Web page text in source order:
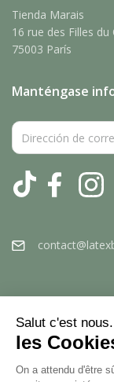
Tienda Marais
16 rue des Filles du
75003 París
Manténgase
Tiktok
Salut c'est
les
On a attendu d'être